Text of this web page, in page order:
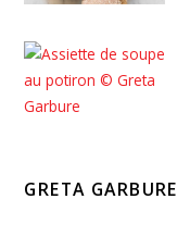
GRETA